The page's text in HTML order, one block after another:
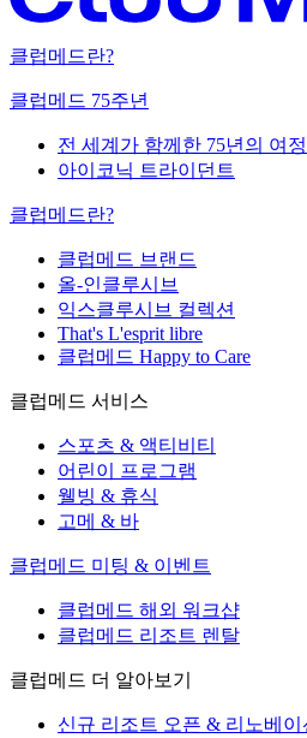
클럽메드란?
클럽메드 75주년
전 세계가 함께한 75년의 여정
아이코닉 트라이던트
클럽메드란?
클럽메드 브랜드
올-인클루시브
익스클루시브 컬렉션
That's L'esprit libre
클럽메드 Happy to Care
클럽메드 서비스
스포츠 & 액티비티
어린이 프로그램
웰빙 & 휴식
고메 & 바
클럽메드 미팅 & 이벤트
클럽메드 해외 워크샵
클럽메드 리조트 렌탈
클럽메드 더 알아보기
신규 리조트 오픈 & 리노베이